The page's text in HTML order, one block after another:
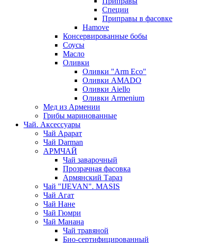
Специи
Приправы в фасовке
Hamove
Консервированные бобы
Соусы
Масло
Оливки
Оливки "Arm Eco"
Оливки AMADO
Оливки Aiello
Оливки Armenium
Мед из Армении
Грибы маринованные
Чай. Аксессуары
Чай Арарат
Чай Darman
АРМЧАЙ
Чай заварочный
Прозрачная фасовка
Армянский Тараз
Чай "IJEVAN". MASIS
Чай Агат
Чай Нане
Чай Гюмри
Чай Манана
Чай травяной
Био-сертифицированный